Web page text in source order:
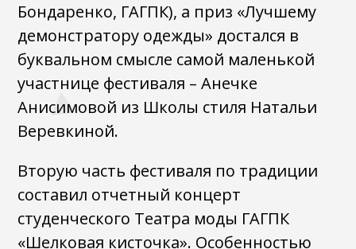
Бондаренко, ГАГПК), а приз «Лучшему
демонстратору одежды» достался в
буквальном смысле самой маленькой
участнице фестиваля – Анечке
Анисимовой из Школы стиля Натальи
Веревкиной.
Вторую часть фестиваля по традиции
составил отчетный концерт
студенческого Театра моды ГАГПК
«Шелковая кисточка». Особенностью